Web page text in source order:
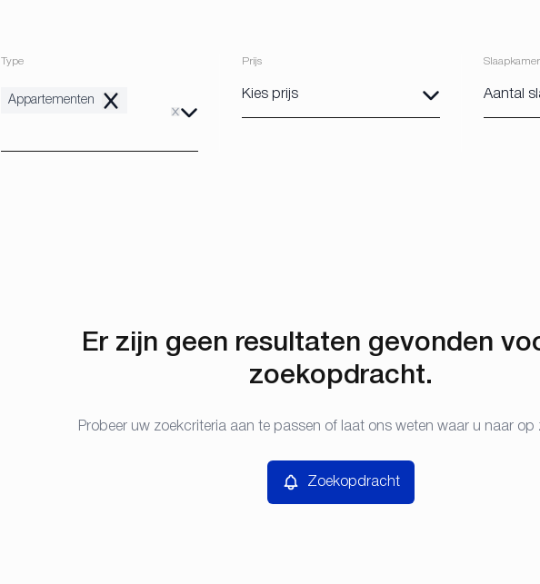
Type
Appartementen
Remove
Prijs
Er zijn geen resultaten gevonden
zoekopdracht.
Probeer uw zoekcriteria aan te passen of laat ons weten waar u naar op
Zoekopdracht